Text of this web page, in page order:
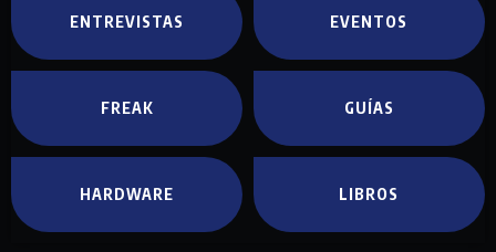
ENTREVISTAS EVENTOS
FREAK GUÍAS
HARDWARE LIBROS